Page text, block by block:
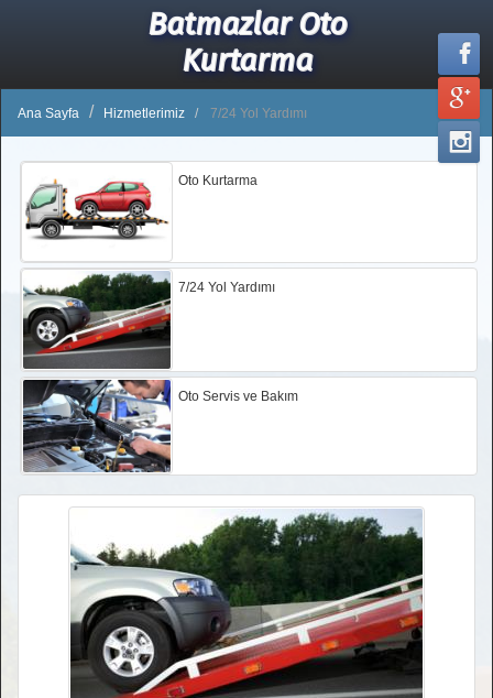
Batmazlar Oto
Kurtarma
Ana Sayfa Hizmetlerimiz 7/24 Yol Yardımı
Oto Kurtarma
7/24 Yol Yardımı
Oto Servis ve Bakım